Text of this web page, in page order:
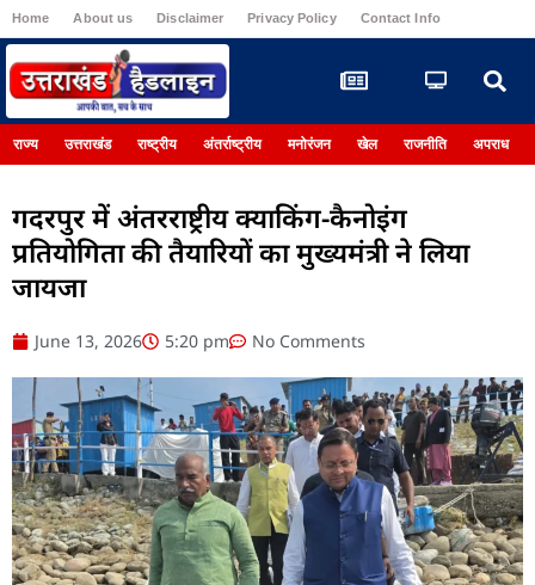
Home About us Disclaimer Privacy Policy Contact Info
राज्य उत्तराखंड राष्ट्रीय अंतर्राष्ट्रीय मनोरंजन खेल राजनीति अपराध
गदरपुर में अंतरराष्ट्रीय क्याकिंग-कैनोइंग
प्रतियोगिता की तैयारियों का मुख्यमंत्री ने लिया
जायजा
June 13, 2026 5:20 pm No Comments